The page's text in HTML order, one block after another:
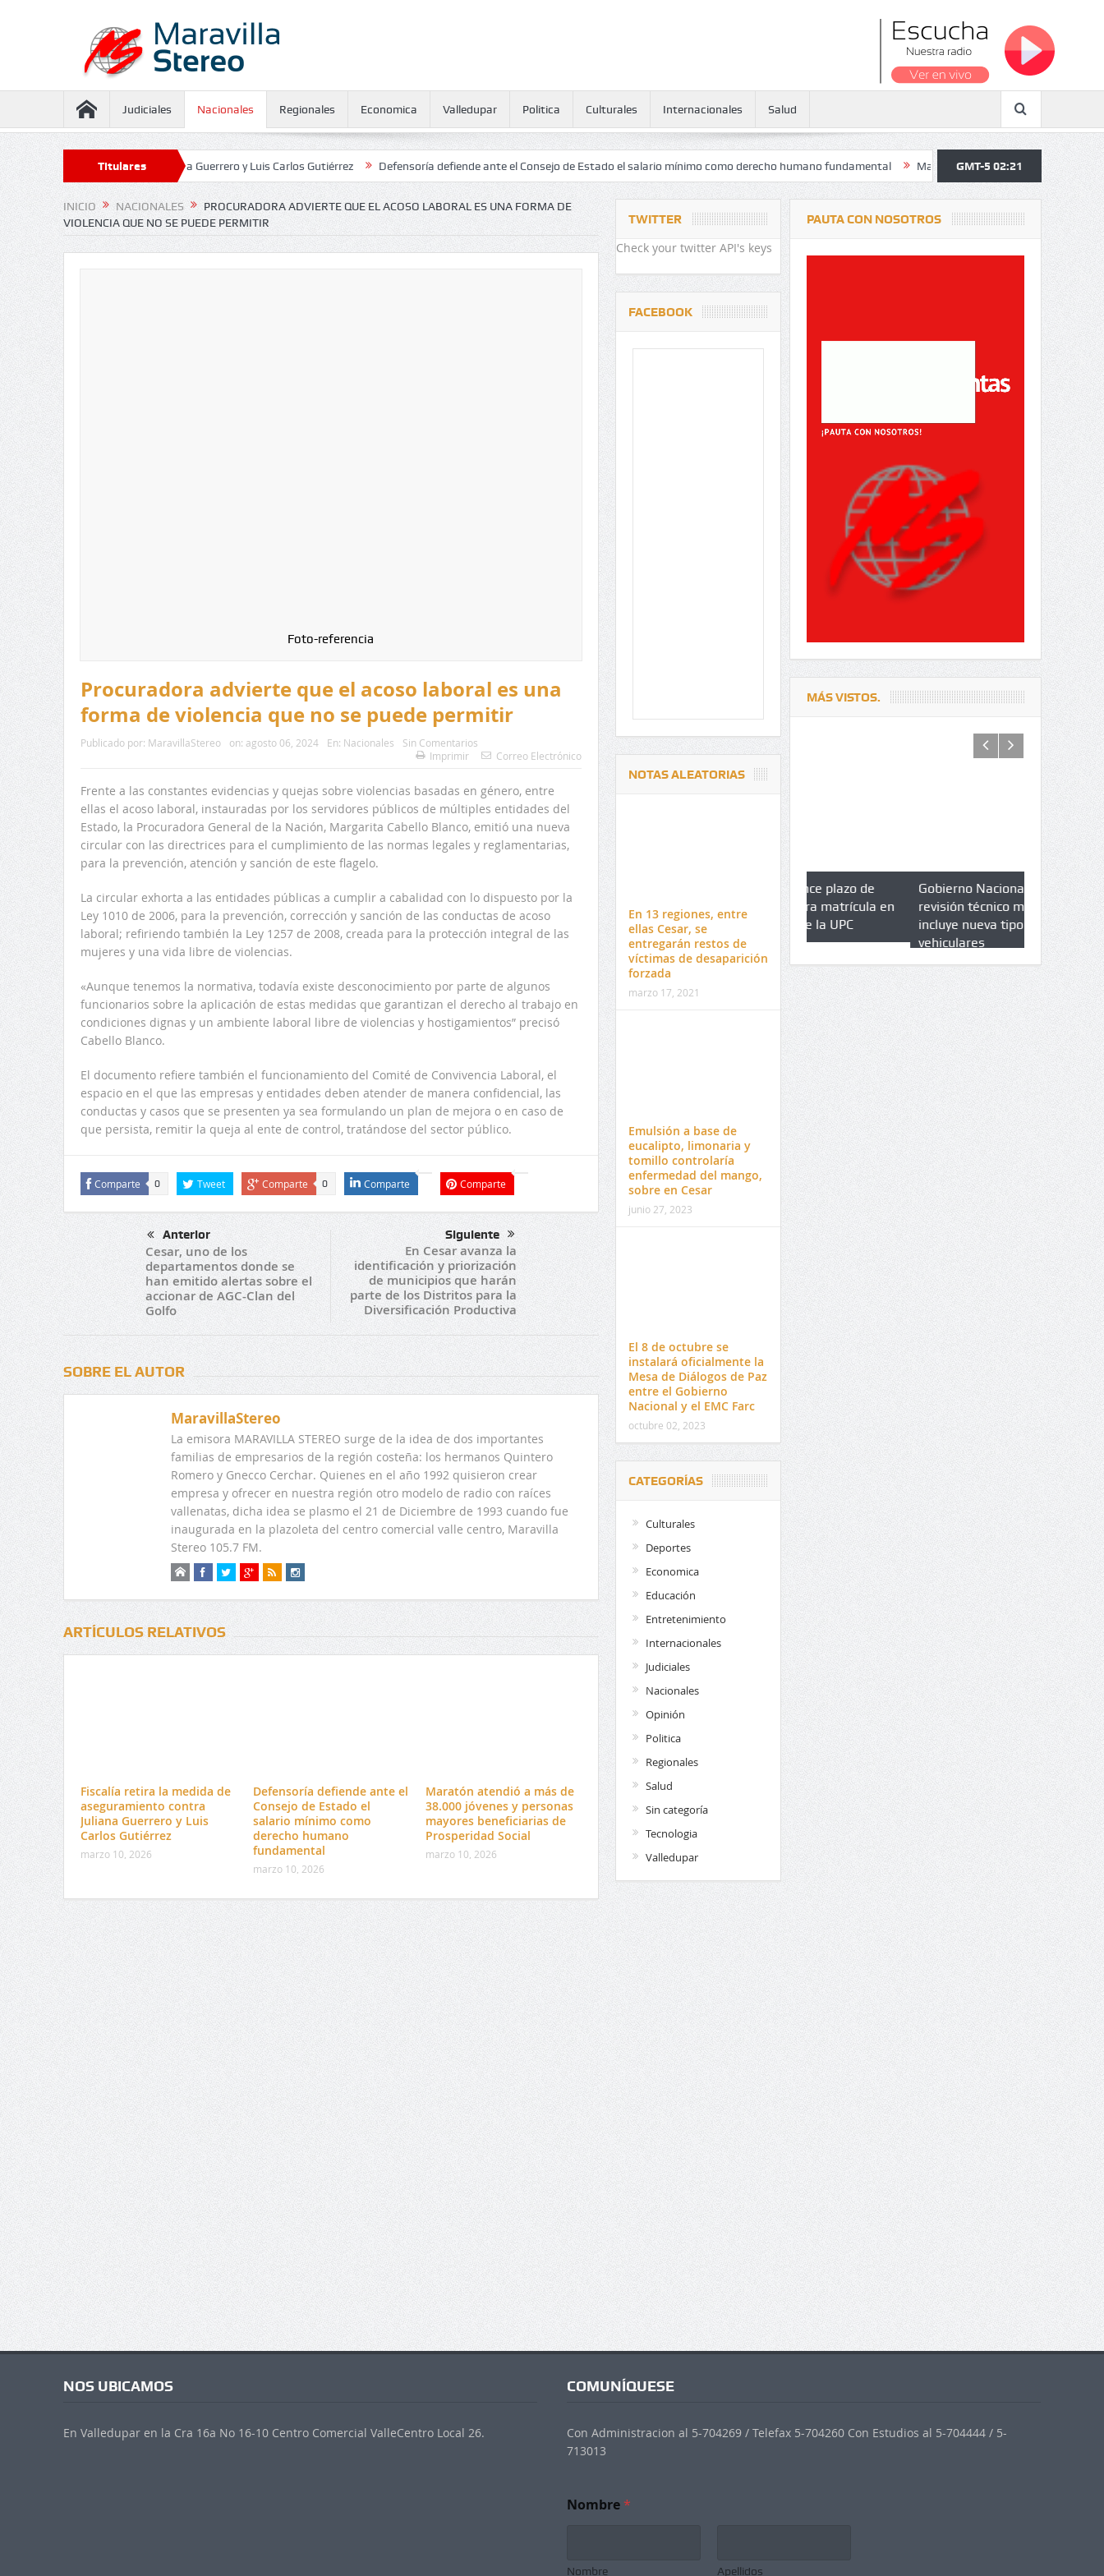
Judiciales Nacionales Regionales Economica Valledupar Politica Culturales Internacionales Salud
Titulares
contra Juliana Guerrero y Luis Carlos Gutiérrez Defensoría defiende ante el Consejo de Estado el salario mínimo como derecho humano fundamental Maratón atendió a más de 38.000 jóvenes y
GMT-5 02:21
INICIO NACIONALES
PROCURADORA ADVIERTE QUE EL ACOSO LABORAL ES UNA FORMA DE
VIOLENCIA QUE NO SE PUEDE PERMITIR
Foto-referencia
Procuradora advierte que el acoso laboral es una
forma de violencia que no se puede permitir
Publicado por: MaravillaStereo on: agosto 06, 2024 En: Nacionales
Sin Comentarios
Imprimir
Correo Electrónico
Frente a las constantes evidencias y quejas sobre violencias basadas en género, entre
ellas el acoso laboral, instauradas por los servidores públicos de múltiples entidades del
Estado, la Procuradora General de la Nación, Margarita Cabello Blanco, emitió una nueva
circular con las directrices para el cumplimiento de las normas legales y reglamentarias,
para la prevención, atención y sanción de este flagelo.
La circular exhorta a las entidades públicas a cumplir a cabalidad con lo dispuesto por la
Ley 1010 de 2006, para la prevención, corrección y sanción de las conductas de acoso
laboral; refiriendo también la Ley 1257 de 2008, creada para la protección integral de las
mujeres y una vida libre de violencias.
«Aunque tenemos la normativa, todavía existe desconocimiento por parte de algunos
funcionarios sobre la aplicación de estas medidas que garantizan el derecho al trabajo en
condiciones dignas y un ambiente laboral libre de violencias y hostigamientos” precisó
Cabello Blanco.
El documento refiere también el funcionamiento del Comité de Convivencia Laboral, el
espacio en el que las empresas y entidades deben atender de manera confidencial, las
conductas y casos que se presenten ya sea formulando un plan de mejora o en caso de
que persista, remitir la queja al ente de control, tratándose del sector público.
Comparte 0 Tweet Comparte 0 Comparte Comparte
Anterior
Cesar, uno de los
departamentos donde se
han emitido alertas sobre el
accionar de AGC-Clan del
Golfo
Siguiente
En Cesar avanza la
identificación y priorización
de municipios que harán
parte de los Distritos para la
Diversificación Productiva
SOBRE EL AUTOR
MaravillaStereo
La emisora MARAVILLA STEREO surge de la idea de dos importantes
familias de empresarios de la región costeña: los hermanos Quintero
Romero y Gnecco Cerchar. Quienes en el año 1992 quisieron crear
empresa y ofrecer en nuestra región otro modelo de radio con raíces
vallenatas, dicha idea se plasmo el 21 de Diciembre de 1993 cuando fue
inaugurada en la plazoleta del centro comercial valle centro, Maravilla
Stereo 105.7 FM.
ARTÍCULOS RELATIVOS
Fiscalía retira la medida de
aseguramiento contra
Juliana Guerrero y Luis
Carlos Gutiérrez
marzo 10, 2026
Defensoría defiende ante el
Consejo de Estado el
salario mínimo como
derecho humano
fundamental
marzo 10, 2026
Maratón atendió a más de
38.000 jóvenes y personas
mayores beneficiarias de
Prosperidad Social
marzo 10, 2026
TWITTER
Check your twitter API's keys
FACEBOOK
NOTAS ALEATORIAS
En 13 regiones, entre
ellas Cesar, se
entregarán restos de
víctimas de desaparición
forzada
marzo 17, 2021
Emulsión a base de
eucalipto, limonaria y
tomillo controlaría
enfermedad del mango,
sobre en Cesar
junio 27, 2023
El 8 de octubre se
instalará oficialmente la
Mesa de Diálogos de Paz
entre el Gobierno
Nacional y el EMC Farc
octubre 02, 2023
CATEGORÍAS
Culturales
Deportes
Economica
Educación
Entretenimiento
Internacionales
Judiciales
Nacionales
Opinión
Politica
Regionales
Salud
Sin categoría
Tecnologia
Valledupar
PAUTA CON NOSOTROS
MÁS VISTOS.
Departamental del Cesar
El 17 de enero vence plazo de
venta de pines para matrícula en
preuniversitario de la UPC
Gobierno Nacional amplia
revisión técnico mecánica e
incluye nueva tipologías
vehiculares
Qué es un
cuáles son
NOS UBICAMOS
En Valledupar en la Cra 16a No 16-10 Centro Comercial ValleCentro Local 26.
COMUNÍQUESE
Con Administracion al 5-704269 / Telefax 5-704260 Con Estudios al 5-704444 / 5-
713013
Nombre*
Nombre Apellidos